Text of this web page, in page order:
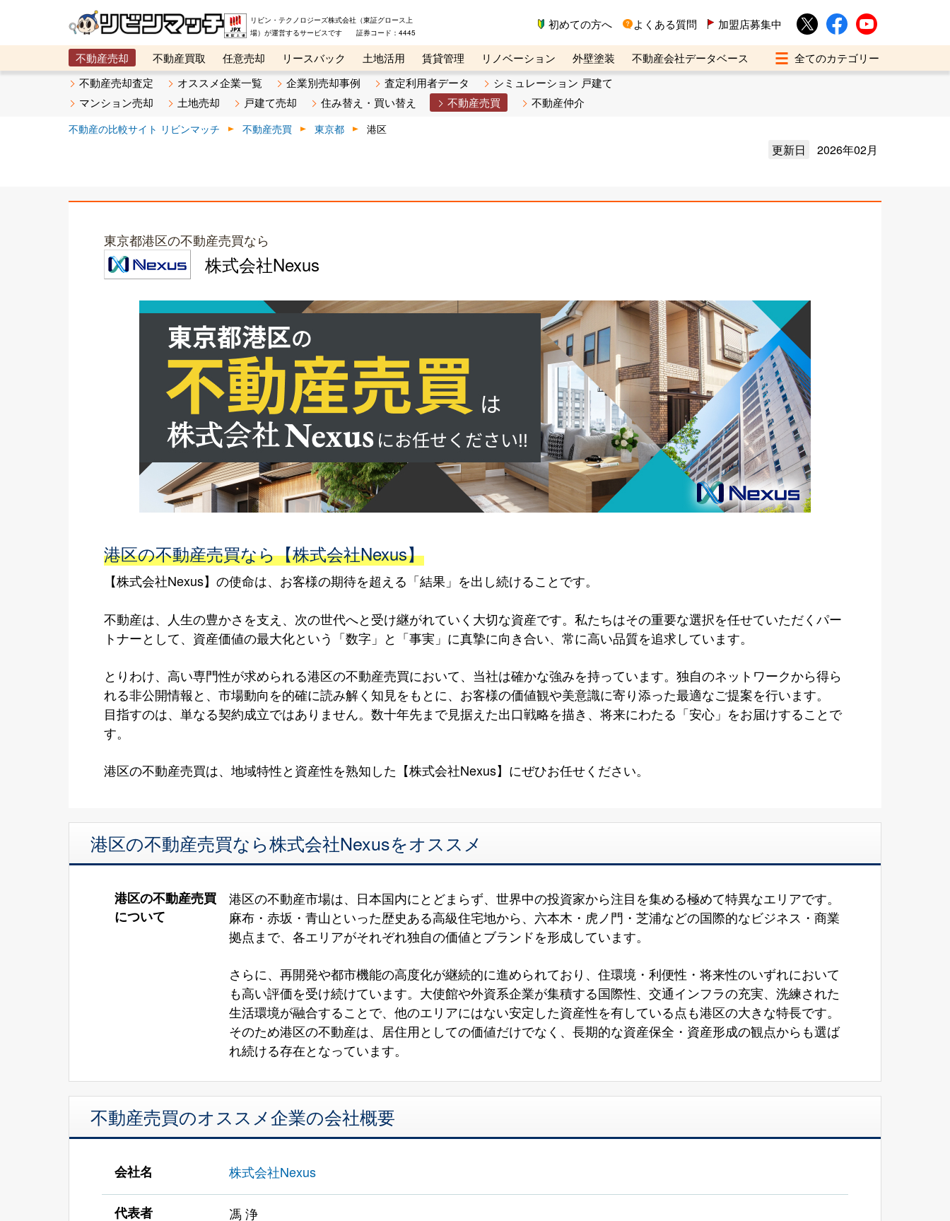
リビン・テクノロジーズ株式会社（東証グロース上
場）が運営するサービスです 証券コード：4445
初めての方へ よくある質問 加盟店募集中
不動産売却 不動産買取 任意売却 リースバック 土地活用 賃貸管理 リノベーション 外壁塗装
不動産会社データベース
メタ住宅展示場
ベスト不動産カンパニー オンライン講座 リビンマガジンBiz 不動産売却ご相談デスク
不動産売却査定 オススメ企業一覧 企業別売却事例 査定利用者データ
シミュレーション 戸建て
マンション売却
土地売却 戸建て売却 住み替え・買い替え 不動産売買 不動産仲介
不動産の比較サイト リビンマッチ 不動産売買 東京都 港区
更新日 2026年02月
東京都港区の不動産売買なら
株式会社Nexus
港区の不動産売買なら【株式会社Nexus】
【株式会社Nexus】の使命は、お客様の期待を超える「結果」を出し続けることです。
不動産は、人生の豊かさを支え、次の世代へと受け継がれていく大切な資産です。私たちはその重要な選択を任せていただくパー
トナーとして、資産価値の最大化という「数字」と「事実」に真摯に向き合い、常に高い品質を追求しています。
とりわけ、高い専門性が求められる港区の不動産売買において、当社は確かな強みを持っています。独自のネットワークから得ら
れる非公開情報と、市場動向を的確に読み解く知見をもとに、お客様の価値観や美意識に寄り添った最適なご提案を行います。
目指すのは、単なる契約成立ではありません。数十年先まで見据えた出口戦略を描き、将来にわたる「安心」をお届けすることで
す。
港区の不動産売買は、地域特性と資産性を熟知した【株式会社Nexus】にぜひお任せください。
港区の不動産売買なら株式会社Nexusをオススメ
港区の不動産売買
について
港区の不動産市場は、日本国内にとどまらず、世界中の投資家から注目を集める極めて特異なエリアです。
麻布・赤坂・青山といった歴史ある高級住宅地から、六本木・虎ノ門・芝浦などの国際的なビジネス・商業
拠点まで、各エリアがそれぞれ独自の価値とブランドを形成しています。
さらに、再開発や都市機能の高度化が継続的に進められており、住環境・利便性・将来性のいずれにおいて
も高い評価を受け続けています。大使館や外資系企業が集積する国際性、交通インフラの充実、洗練された
生活環境が融合することで、他のエリアにはない安定した資産性を有している点も港区の大きな特長です。
そのため港区の不動産は、居住用としての価値だけでなく、長期的な資産保全・資産形成の観点からも選ば
れ続ける存在となっています。
不動産売買のオススメ企業の会社概要
会社名 株式会社Nexus
代表者 馮 浄